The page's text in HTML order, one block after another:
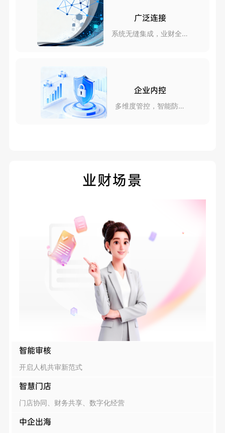
广泛连接
系统无缝集成，业财全互
企业内控
多维度管控，智能防风
业财场景
智能审核
开启人机共审新范式
智慧门店
门店协同、财务共享、数字化经营
中企出海